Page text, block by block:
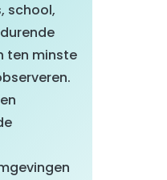
school,
ten minste